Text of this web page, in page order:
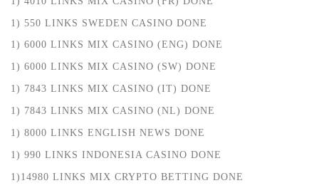
1) 550 LINKS SWEDEN CASINO DONE
1) 6000 LINKS MIX CASINO (ENG) DONE
1) 6000 LINKS MIX CASINO (SW) DONE
1) 7843 LINKS MIX CASINO (IT) DONE
1) 7843 LINKS MIX CASINO (NL) DONE
1) 8000 LINKS ENGLISH NEWS DONE
1) 990 LINKS INDONESIA CASINO DONE
1)14980 LINKS MIX CRYPTO BETTING DONE